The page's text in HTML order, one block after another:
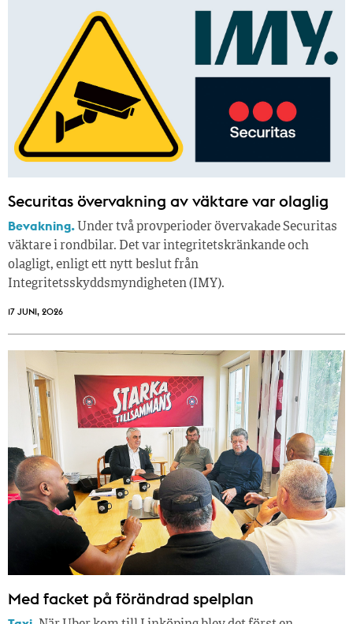
Securitas övervakning av väktare var olaglig
Bevakning. Under två provperioder övervakade Securitas
väktare i rondbilar. Det var integritetskränkande och
olagligt, enligt ett nytt beslut från
Integritetsskyddsmyndigheten (IMY).
17 JUNI, 2026
Med facket på förändrad spelplan